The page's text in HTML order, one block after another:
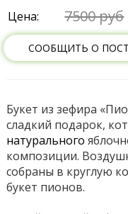
Цена: 7500 руб
СООБЩИТЬ О
Букет из зефира
сладкий подарок,
натурального
композиции.
собраны в круглую
букет пионов.